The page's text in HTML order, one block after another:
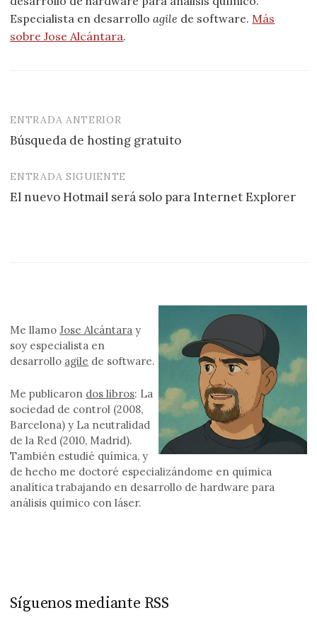
Especialista en desarrolloagile de software. Más
sobre Jose Alcántara.
Navegación
de
entradas
ENTRADA ANTERIOR
Búsqueda de hosting gratuito
ENTRADA SIGUIENTE
El nuevo Hotmail será solo para Internet Explorer
Me llamoJose Alcántara y
soy especialista en
desarrollo agile de software.
Me publicaron dos libros: La
sociedad de control (2008,
Barcelona) y La neutralidad
de la Red (2010, Madrid).
También estudié química, y
de hecho me doctoré especializándome en química
analítica trabajando en desarrollo de hardware para
análisis químico con láser.
Síguenos mediante RSS